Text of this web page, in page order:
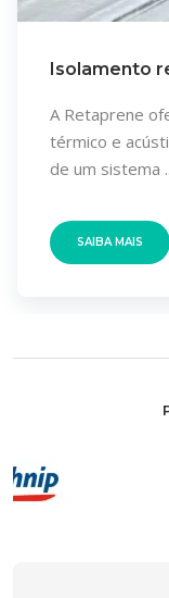
Isolamento
A Retaprene
térmico e
de um sistema
SAIBA MAIS